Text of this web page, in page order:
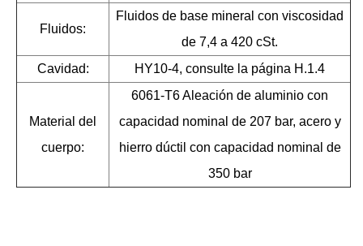
Fluidos:
Fluidos de base mineral con viscosidad
de 7,4 a 420 cSt.
Cavidad:
HY10-4, consulte la página H.1.4
Material del
cuerpo:
6061-T6 Aleación de aluminio con
capacidad nominal de 207 bar, acero y
hierro dúctil con capacidad nominal de
350 bar